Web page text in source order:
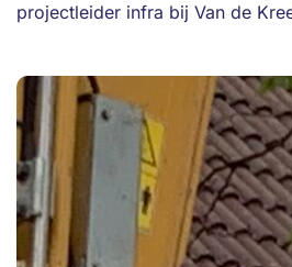
projectleider infra bij Van de